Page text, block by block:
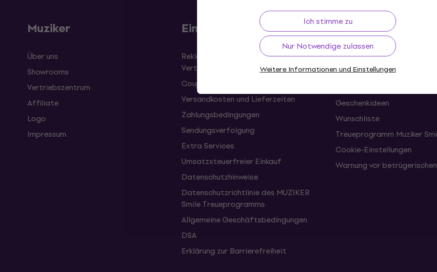
Ich stimme zu
Nur Notwendige zulassen
Weitere Informationen und Einstellungen
Muziker
Über uns
Showrooms
Vertriebszentrum
Affiliate
Logo
Impressum
Einkauf
Reklamationen und Rücktritte vom
Vertrag
Coupons
Versandkosten und Lieferzeiten
Zahlungsbedingungen
Sendungsverfolgung
Extra Services
Umsatzsteuerfreier Einkauf
Datenschutzhinweise
Datenschutzrichtlinie des MUZIKER
Smile Treueprogramms
Allgemeine Geschäftsbedingungen
DSA
Erklärung zur Barrierefreiheit
Nützliches
FAQ - Häufig gestellte
Muziker Blog
Geschenkideen
Wunschliste
Treueprogramm Muziker
Cookie-Einstellungen
Warnung vor